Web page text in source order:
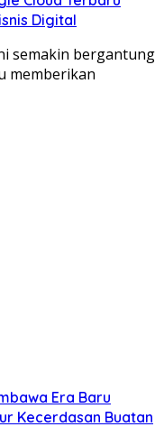
Digital
semakin bergantung
memberikan
Era Baru
Kecerdasan Buatan